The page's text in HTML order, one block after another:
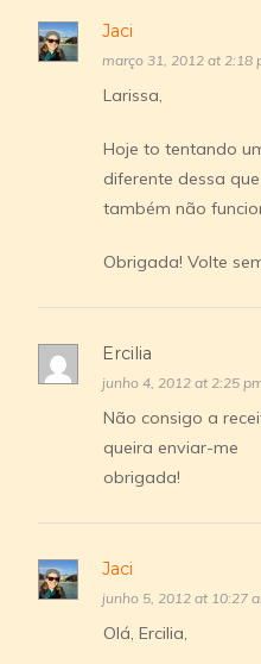
Jaci
março 31, 2012 at 2:18
Larissa,
Hoje to tentando
diferente dessa
também não
Obrigada! Volte
Ercilia
junho 4, 2012 at 2:25
Não consigo a
queira enviar-me
obrigada!
Jaci
junho 5, 2012 at 10:27
Olá, Ercilia,